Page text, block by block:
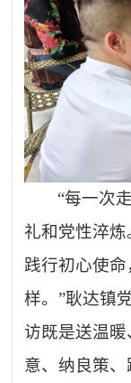
“每一次
礼和党性淬
践行初心使
样。”耿达镇
访既是送温
意、纳良策、